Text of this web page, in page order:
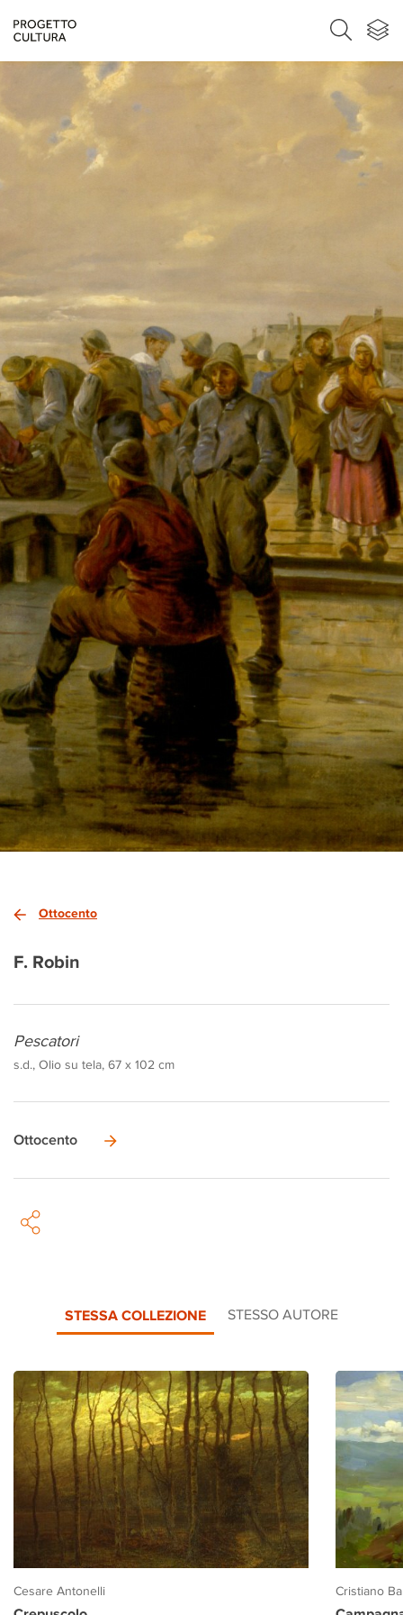
Ottocento
F. Robin
Pescatori
s.d., Olio su tela, 67 x 102 cm
Ottocento
STESSA COLLEZIONE STESSO AUTORE
Cesare Antonelli Cristiano